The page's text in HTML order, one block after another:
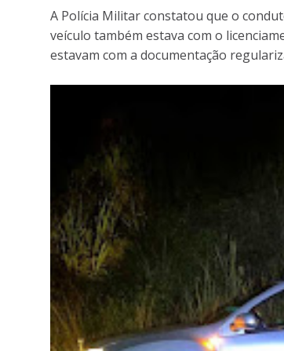
A Polícia Militar constatou que o
veículo também estava com o
estavam com a documentação